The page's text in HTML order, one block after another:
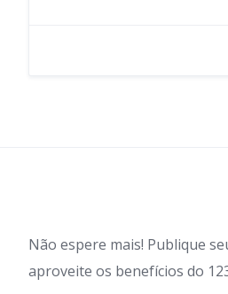
Não espere mais! Publique
aproveite os benefícios do